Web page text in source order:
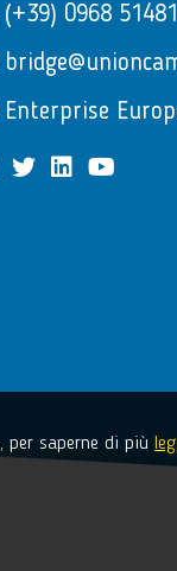
(+39) 0968 51481
Enterprise
twitter linkedin
per saperne di più